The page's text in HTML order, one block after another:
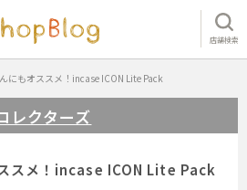
店舗検索
にもオススメ！incase ICON Lite Pack
レクターズ
スメ！incase ICON Lite Pack